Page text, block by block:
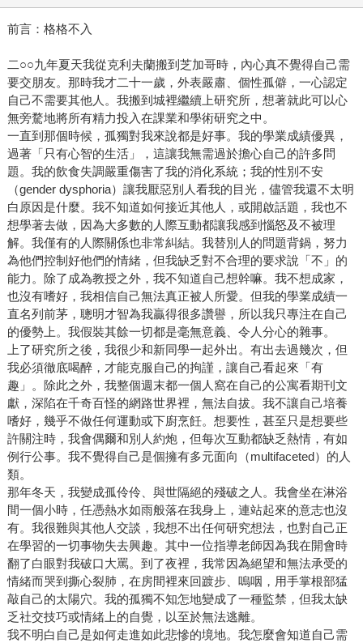
前言：格格不入
二○○九年夏天我從克利夫蘭搬到芝加哥時，內心真不覺得自己需
要交朋友。那時我才二十一歲，外表嚴肅、個性孤僻，一心認定
自己不需要其他人。我搬到城裡繼續上研究所，想著就此可以心
無旁騖地將所有精力投入在課業和學術研究之中。
一直到那個時候，孤獨對我來說都是好事。我的學業成績優異，
過著「只有心智的生活」，這讓我無需過於擔心自己的許多問
題。我的飲食失調嚴重傷害了我的消化系統；我的性別不安
（gender dysphoria）讓我厭惡別人看我的目光，儘管我還不太明
白原因是什麼。我不知道如何接近其他人，或開啟話題，我也不
想學著去做，因為大多數的人際互動都讓我感到惱怒及不被理
解。我僅有的人際關係也非常糾結。我替別人的問題背鍋，努力
為他們控制好他們的情緒，但我缺乏對不合理的要求說「不」的
能力。除了成為教授之外，我不知道自己想幹嘛。我不想成家，
也沒有嗜好，我相信自己無法真正被人所愛。但我的學業成績一
直名列前茅，聰明才智為我贏得很多讚譽，所以我只專注在自己
的優勢上。我假裝其餘一切都是毫無意義、令人分心的雜事。
上了研究所之後，我很少和新同學一起外出。有出去過幾次，但
我必須徹底喝醉，才能克服自己的拘謹，讓自己看起來「有
趣」。除此之外，我整個週末都一個人窩在自己的公寓看期刊文
獻，深陷在千奇百怪的網路世界裡，無法自拔。我不讓自己培養
嗜好，幾乎不做任何運動或下廚烹飪。想要性，甚至只是想要些
許關注時，我會偶爾和別人約炮，但每次互動都缺乏熱情，有如
例行公事。我不覺得自己是個擁有多元面向（multifaceted）的人
類。
那年冬天，我變成孤伶伶、與世隔絕的殘破之人。我會坐在淋浴
間一個小時，任憑熱水如雨般落在我身上，連站起來的意志也沒
有。我很難與其他人交談，我想不出任何研究想法，也對自己正
在學習的一切事物失去興趣。其中一位指導老師因為我在開會時
翻了白眼對我破口大罵。到了夜裡，我常因為絕望和無法承受的
情緒而哭到撕心裂肺，在房間裡來回踱步、嗚咽，用手掌根部猛
敲自己的太陽穴。我的孤獨不知怎地變成了一種監禁，但我太缺
乏社交技巧或情緒上的自覺，以至於無法逃離。
我不明白自己是如何走進如此悲慘的境地。我怎麼會知道自己需